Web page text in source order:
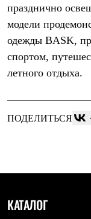
Флисовая одежда
Куртки
Брюки
Детская одежда
Комбинезоны
Куртки
Куртки
Куртки
Флисовая одежда
празднично
модели
одежды BASK,
спортом,
летного отдыха.
ПОДЕЛИТЬСЯ
КАТАЛОГ